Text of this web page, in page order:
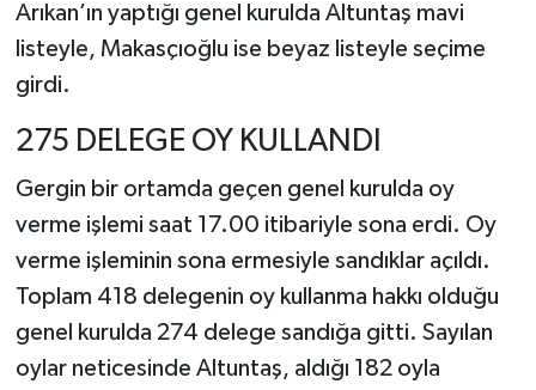
Arıkan’ın yaptığı genel kurulda Altuntaş mavi
listeyle, Makasçıoğlu ise beyaz listeyle seçime
girdi.
275 DELEGE OY KULLANDI
Gergin bir ortamda geçen genel kurulda oy
verme işlemi saat 17.00 itibariyle sona erdi. Oy
verme işleminin sona ermesiyle sandıklar açıldı.
Toplam 418 delegenin oy kullanma hakkı olduğu
genel kurulda 274 delege sandığa gitti. Sayılan
oylar neticesinde Altuntaş, aldığı 182 oyla